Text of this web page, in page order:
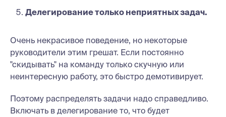
Делегирование только неприятных задач.
Очень некрасивое поведение, но некоторые
руководители этим грешат. Если постоянно
"скидывать" на команду только скучную или
неинтересную работу, это быстро демотивирует.
Поэтому распределять задачи надо справедливо.
Включать в делегирование то, что будет